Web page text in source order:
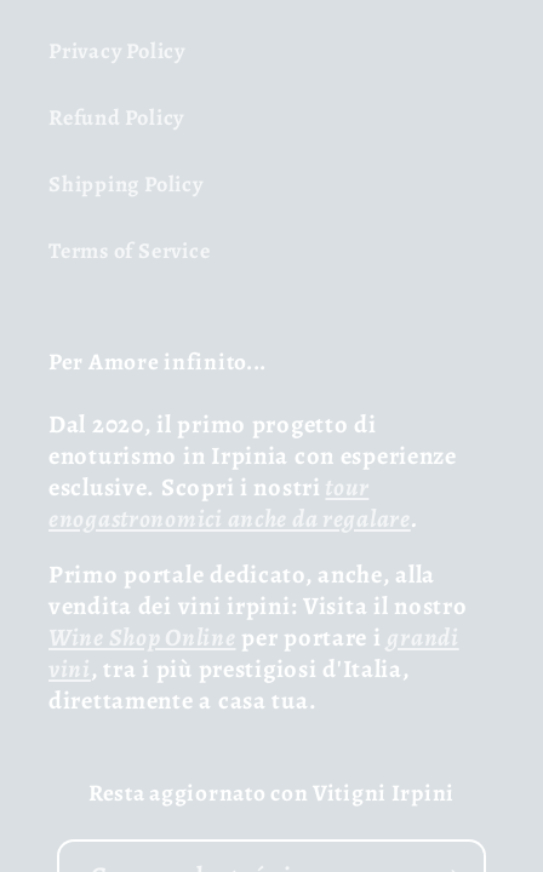
Privacy Policy
Refund Policy
Shipping Policy
Terms of Service
Per Amore infinito...
Dal 2020, il primo progetto di
enoturismo in Irpinia con esperienze
esclusive. Scopri i nostri tour
enogastronomici anche da regalare.
Primo portale dedicato, anche, alla
vendita dei vini irpini: Visita il nostro
Wine Shop Online per portare i grandi
vini, tra i più prestigiosi d'Italia,
direttamente a casa tua.
Resta aggiornato con Vitigni Irpini